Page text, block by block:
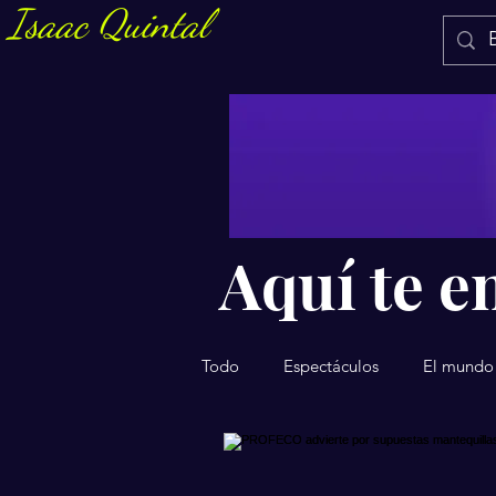
Isaac Quintal
Aquí te
Todo Espectáculos El mundo